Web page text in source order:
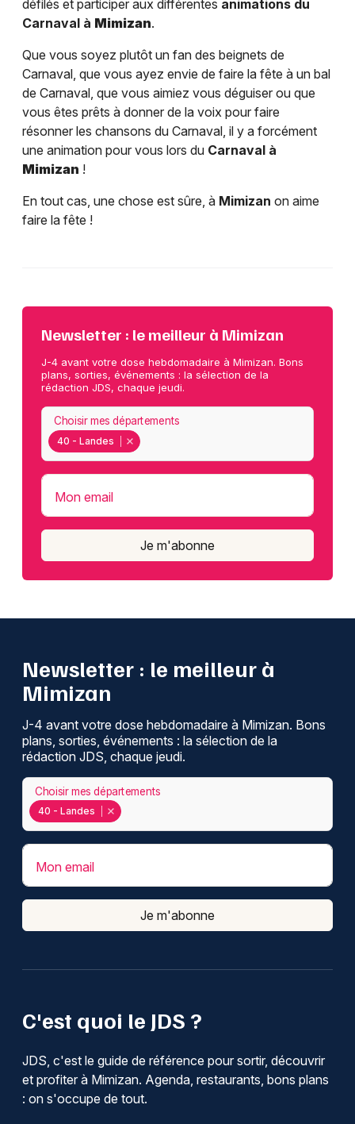
défilés et participer aux différentes animations du
Carnaval à Mimizan.
Que vous soyez plutôt un fan des beignets de
Carnaval, que vous ayez envie de faire la fête à un bal
de Carnaval, que vous aimiez vous déguiser ou que
vous êtes prêts à donner de la voix pour faire
résonner les chansons du Carnaval, il y a forcément
une animation pour vous lors du Carnaval à
Mimizan !
En tout cas, une chose est sûre, à Mimizan on aime
faire la fête !
Newsletter : le meilleur à Mimizan
J-4 avant votre dose hebdomadaire à Mimizan. Bons
plans, sorties, événements : la sélection de la
rédaction JDS, chaque jeudi.
40 - Landes
Choisir mes départements
Mon email
Je m'abonne
C'est quoi le JDS ?
JDS, c'est le guide de référence pour sortir, découvrir
et profiter à Mimizan. Agenda, restaurants, bons plans
: on s'occupe de tout.
Newsletter : le meilleur à
Mimizan
J-4 avant votre dose hebdomadaire à Mimizan. Bons
plans, sorties, événements : la sélection de la
rédaction JDS, chaque jeudi.
40 - Landes
Choisir mes départements
Mon email
Je m'abonne